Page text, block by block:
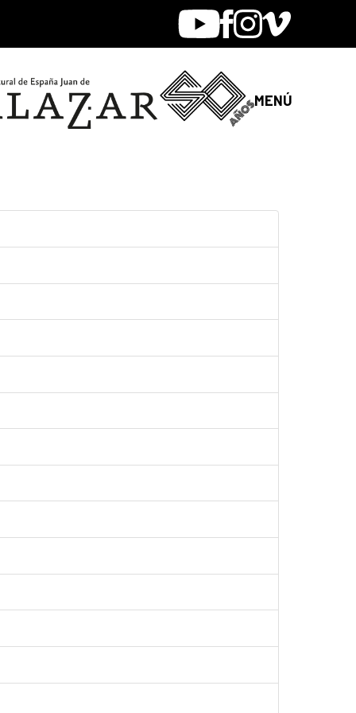
YoutubeFacebook
Instagram
Vimeo
MENÚ